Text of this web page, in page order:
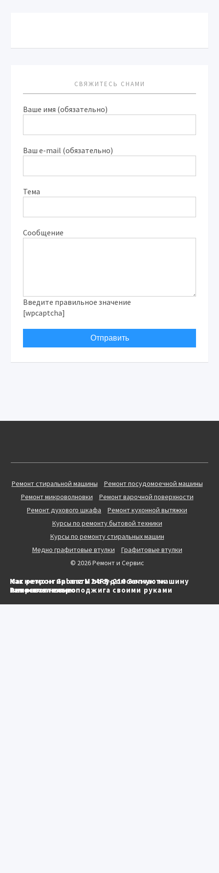
Магнетрон Galanz M24FB-210 Запчасти
микроволновки
Ремонт электроподжига своими руками
Как ремонтировать посудомоечную машину
самостоятельно
СВЯЖИТЕСЬ СНАМИ
Ваше имя (обязательно)
Ваш e-mail (обязательно)
Тема
Сообщение
Введите правильное значение
[wpcaptcha]
Ремонт стиральной машины
Ремонт посудомоечной машины
Ремонт микроволновки
Ремонт варочной поверхности
Ремонт духового шкафа
Ремонт кухонной вытяжки
Курсы по ремонту бытовой техники
Курсы по ремонту стиральных машин
Медно графитовые втулки
Графитовые втулки
© 2026 Ремонт и Сервис